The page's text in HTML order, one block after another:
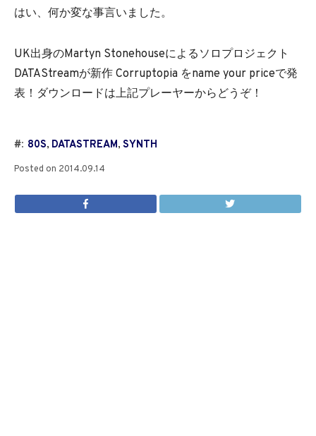
はい、何か変な事言いました。
UK出身のMartyn Stonehouseによるソロプロジェクト
DATAStreamが新作 Corruptopia をname your priceで発
表！ダウンロードは上記プレーヤーからどうぞ！
#: 80S, DATASTREAM, SYNTH
Posted on 2014.09.14